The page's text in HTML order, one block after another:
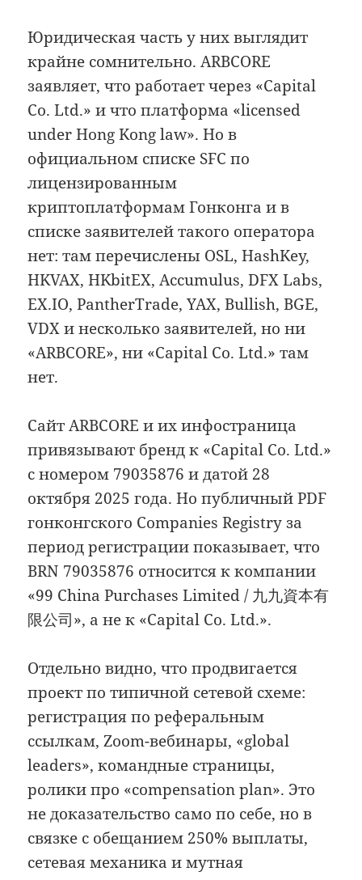
Юридическая часть у них выглядит
крайне сомнительно. ARBCORE
заявляет, что работает через «Capital
Co. Ltd.» и что платформа «licensed
under Hong Kong law». Но в
официальном списке SFC по
лицензированным
криптоплатформам Гонконга и в
списке заявителей такого оператора
нет: там перечислены OSL, HashKey,
HKVAX, HKbitEX, Accumulus, DFX Labs,
EX.IO, PantherTrade, YAX, Bullish, BGE,
VDX и несколько заявителей, но ни
«ARBCORE», ни «Capital Co. Ltd.» там
нет.
Сайт ARBCORE и их инфостраница
привязывают бренд к «Capital Co. Ltd.»
с номером 79035876 и датой 28
октября 2025 года. Но публичный PDF
гонконгского Companies Registry за
период регистрации показывает, что
BRN 79035876 относится к компании
«99 China Purchases Limited / 九九資本有
限公司», а не к «Capital Co. Ltd.».
Отдельно видно, что продвигается
проект по типичной сетевой схеме:
регистрация по реферальным
ссылкам, Zoom-вебинары, «global
leaders», командные страницы,
ролики про «compensation plan». Это
не доказательство само по себе, но в
связке с обещанием 250% выплаты,
сетевая механика и мутная